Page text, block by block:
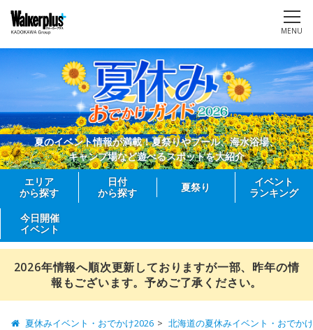
MENU
夏のイベント情報が満載！夏祭りやプール、海水浴場、
キャンプ場など遊べるスポットを大紹介
エリア
から探す
日付
から探す
夏祭り
イベント
ランキング
今日開催
イベント
2026年情報へ順次更新しておりますが一部、昨年の情
報もございます。予めご了承ください。
夏休みイベント・おでかけ2026 北海道の夏休みイベント・おでか